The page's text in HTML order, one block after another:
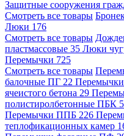
Защитные сооружения
Смотреть все товары
Люки 176
Смотреть все товары
пластмассовые 35 Люки
Перемычки 725
Смотреть все товары
балочные ПГ 22
ячеистого бетона 29
полистиролбетонные ПБК
Перемычки ППБ 226
теплофикационных камер